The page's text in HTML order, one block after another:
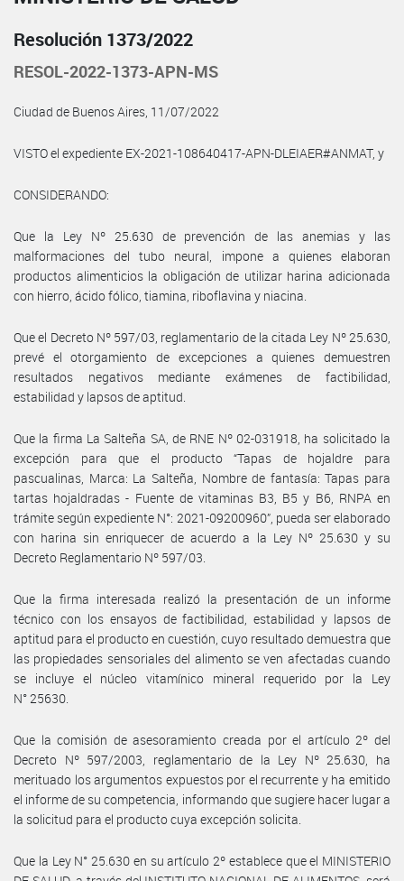
Resolución 1373/2022
RESOL-2022-1373-APN-MS
Ciudad de Buenos Aires, 11/07/2022
VISTO el expediente EX-2021-108640417-APN-DLEIAER#ANMAT, y
CONSIDERANDO:
Que la Ley Nº 25.630 de prevención de las anemias y las
malformaciones del tubo neural, impone a quienes elaboran
productos alimenticios la obligación de utilizar harina adicionada
con hierro, ácido fólico, tiamina, riboflavina y niacina.
Que el Decreto Nº 597/03, reglamentario de la citada Ley Nº 25.630,
prevé el otorgamiento de excepciones a quienes demuestren
resultados negativos mediante exámenes de factibilidad,
estabilidad y lapsos de aptitud.
Que la firma La Salteña SA, de RNE Nº 02-031918, ha solicitado la
excepción para que el producto “Tapas de hojaldre para
pascualinas, Marca: La Salteña, Nombre de fantasía: Tapas para
tartas hojaldradas - Fuente de vitaminas B3, B5 y B6, RNPA en
trámite según expediente N°: 2021-09200960”, pueda ser elaborado
con harina sin enriquecer de acuerdo a la Ley Nº 25.630 y su
Decreto Reglamentario Nº 597/03.
Que la firma interesada realizó la presentación de un informe
técnico con los ensayos de factibilidad, estabilidad y lapsos de
aptitud para el producto en cuestión, cuyo resultado demuestra que
las propiedades sensoriales del alimento se ven afectadas cuando
se incluye el núcleo vitamínico mineral requerido por la Ley
N° 25630.
Que la comisión de asesoramiento creada por el artículo 2º del
Decreto Nº 597/2003, reglamentario de la Ley Nº 25.630, ha
merituado los argumentos expuestos por el recurrente y ha emitido
el informe de su competencia, informando que sugiere hacer lugar a
la solicitud para el producto cuya excepción solicita.
Que la Ley N° 25.630 en su artículo 2º establece que el MINISTERIO